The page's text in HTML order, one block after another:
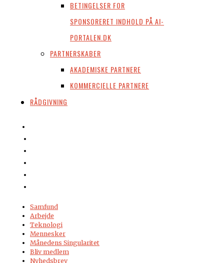
BETINGELSER FOR
SPONSORERET INDHOLD PÅ AI-
PORTALEN.DK
PARTNERSKABER
AKADEMISKE PARTNERE
KOMMERCIELLE PARTNERE
RÅDGIVNING
Samfund
Arbejde
Teknologi
Mennesker
Månedens Singularitet
Bliv medlem
Nyhedsbrev